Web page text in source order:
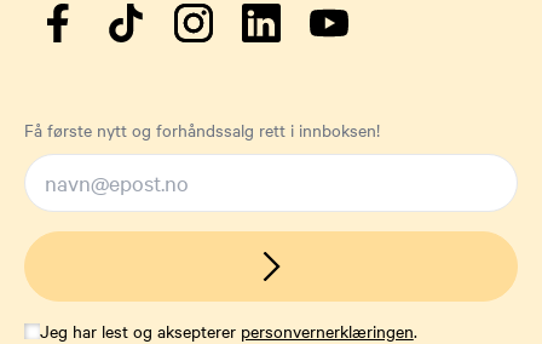
Få første nytt og forhåndssalg rett i innboksen!
Jeg har lest og aksepterer personvernerklæringen.